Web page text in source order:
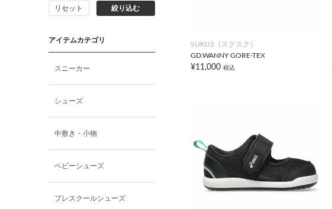
リセット 絞り込む
アイテムカテゴリ
スニーカー
シューズ
中敷き・小物
ベビーシューズ
プレスクールシューズ
SUKU2（スクスク）
GD.WANNY GORE-TEX
¥11,000 税込